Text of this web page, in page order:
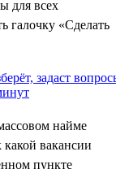
для всех
галочку «Сделать
найме
какой вакансии
пункте